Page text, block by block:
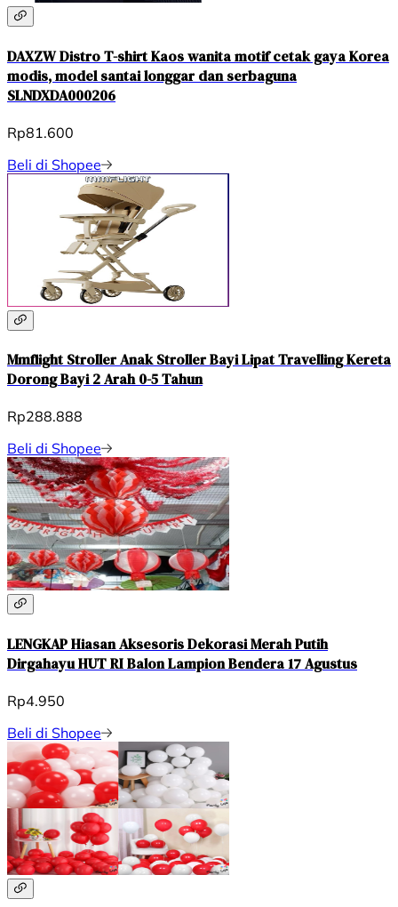
DAXZW Distro T-shirt Kaos wanita motif cetak gaya Korea
modis, model santai longgar dan serbaguna
SLNDXDA000206
Rp81.600
Beli di Shopee
Mmflight Stroller Anak Stroller Bayi Lipat Travelling Kereta
Dorong Bayi 2 Arah 0-5 Tahun
Rp288.888
Beli di Shopee
LENGKAP Hiasan Aksesoris Dekorasi Merah Putih
Dirgahayu HUT RI Balon Lampion Bendera 17 Agustus
Rp4.950
Beli di Shopee